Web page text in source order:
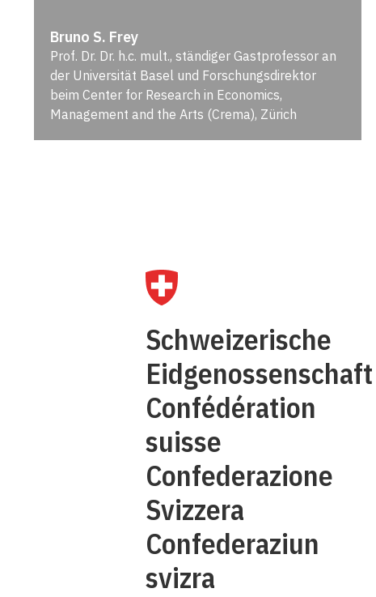
Bruno S. Frey
Prof. Dr. Dr. h.c. mult., ständiger Gastprofessor an
der Universität Basel und Forschungsdirektor
beim Center for Research in Economics,
Management and the Arts (Crema), Zürich
Schweizerische
Eidgenossenschaft
Confédération
suisse
Confederazione
Svizzera
Confederaziun
svizra